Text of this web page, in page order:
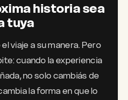
historia sea
tuya
viaje a su manera. Pero
cuando la experiencia
no solo cambiás de
la forma en que lo